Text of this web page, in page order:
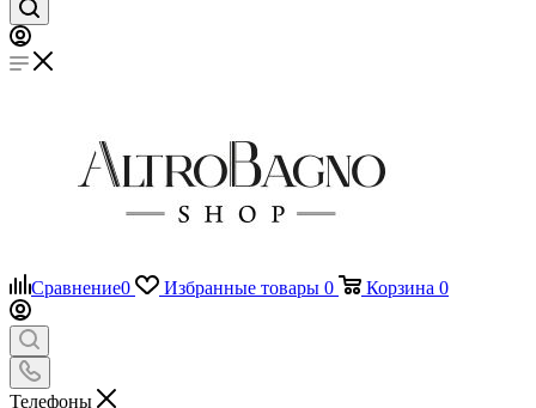
Сравнение0 Избранные товары 0 Корзина 0
Телефоны